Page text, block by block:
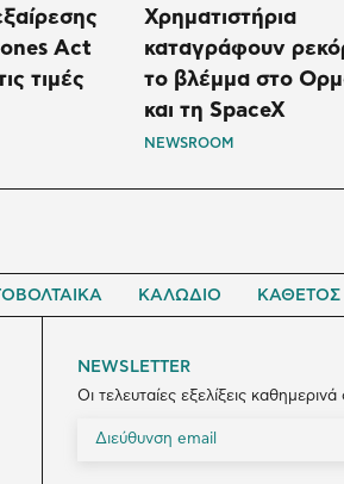
Act
τιμές
Χρηματιστήρια
καταγράφουν
το βλέμμα στο
και τη SpaceX
NEWSROOM
ΚΑΛΩΔΙΟ
NEWSLETTER
Οι τελευταίες εξελίξεις